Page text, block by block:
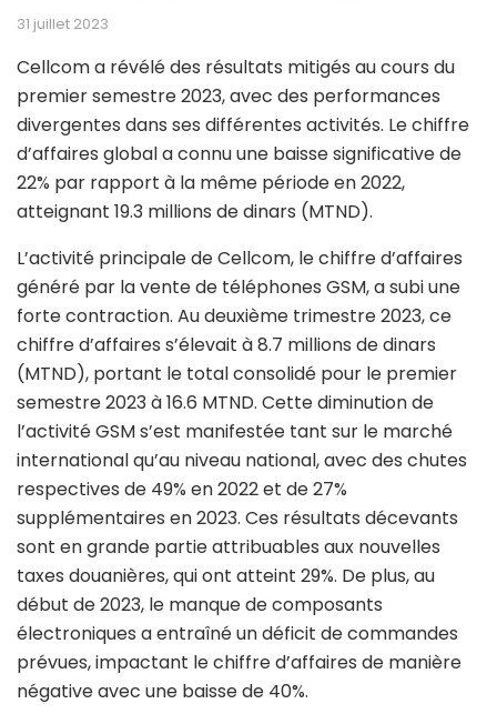
31 juillet 2023
Cellcom a révélé des résultats mitigés au cours du
premier semestre 2023, avec des performances
divergentes dans ses différentes activités. Le chiffre
d’affaires global a connu une baisse significative de
22% par rapport à la même période en 2022,
atteignant 19.3 millions de dinars (MTND).
L’activité principale de Cellcom, le chiffre d’affaires
généré par la vente de téléphones GSM, a subi une
forte contraction. Au deuxième trimestre 2023, ce
chiffre d’affaires s’élevait à 8.7 millions de dinars
(MTND), portant le total consolidé pour le premier
semestre 2023 à 16.6 MTND. Cette diminution de
l’activité GSM s’est manifestée tant sur le marché
international qu’au niveau national, avec des chutes
respectives de 49% en 2022 et de 27%
supplémentaires en 2023. Ces résultats décevants
sont en grande partie attribuables aux nouvelles
taxes douanières, qui ont atteint 29%. De plus, au
début de 2023, le manque de composants
électroniques a entraîné un déficit de commandes
prévues, impactant le chiffre d’affaires de manière
négative avec une baisse de 40%.